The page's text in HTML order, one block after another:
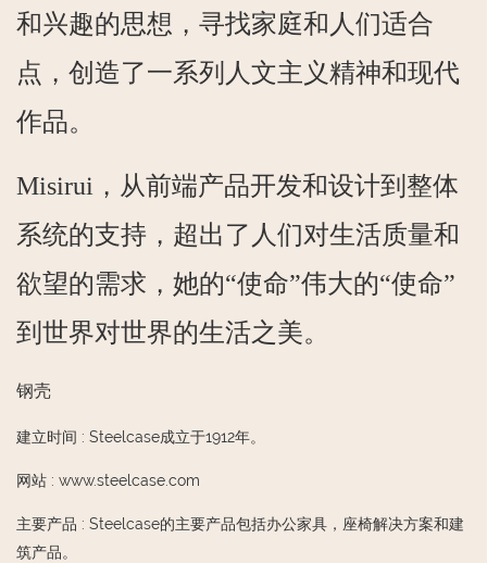
和兴趣的思想，寻找家庭和人们适合
点，创造了一系列人文主义精神和现代
作品。
Misirui，从前端产品开发和设计到整体
系统的支持，超出了人们对生活质量和
欲望的需求，她的“使命”伟大的“使命”
到世界对世界的生活之美。
钢壳
建立时间 : Steelcase成立于1912年。
网站 : www.steelcase.com
主要产品 : Steelcase的主要产品包括办公家具，座椅解决方案和建
筑产品。